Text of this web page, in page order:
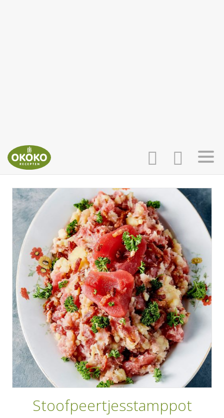
INLOGGEN
AANMELDEN
HOME
RECEPTEN
WEEKMENU'S
KOOKBOEKEN
Stoofpeertjesstamppot